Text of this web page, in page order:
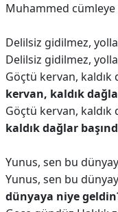
Muhammed cümleye
Delilsiz gidilmez,
Delilsiz gidilmez,
Göçtü kervan, kaldık
kervan, kaldık
Göçtü kervan, kaldık
kaldık dağlar
Yunus, sen bu
Yunus, sen bu
dünyaya niye